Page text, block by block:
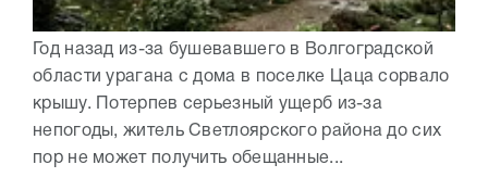
Год назад из-за бушевавшего в Волгоградской
области урагана с дома в поселке Цаца сорвало
крышу. Потерпев серьезный ущерб из-за
непогоды, житель Светлоярского района до сих
пор не может получить обещанные...